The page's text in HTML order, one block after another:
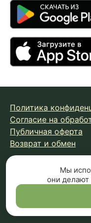
Политика
Согласие на
Публичная оферта
Возврат и обмен
© 2026 Fungiline —
Копирование
Вся информация на
не является
Мы
они делают